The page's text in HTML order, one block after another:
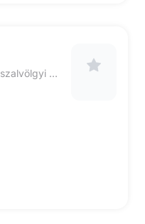
8000 Székesfehérvár, Aszalvölgyi út 1. (Nagy TESCO)